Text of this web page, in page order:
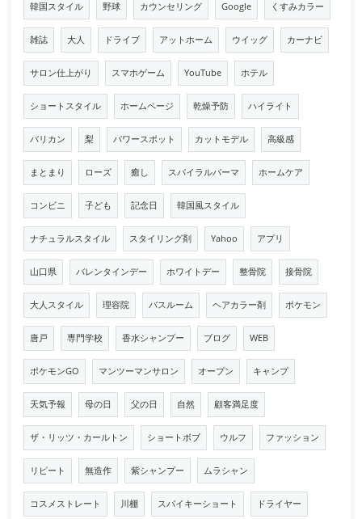
韓国スタイル 野球 カウンセリング Google くすみカラー
雑誌 大人 ドライブ アットホーム ウイッグ カーナビ
サロン仕上がり スマホゲーム YouTube ホテル
ショートスタイル ホームページ 乾燥予防 ハイライト
バリカン 梨 パワースポット カットモデル 高級感
まとまり ローズ 癒し スパイラルパーマ ホームケア
コンビニ 子ども 記念日 韓国風スタイル
ナチュラルスタイル スタイリング剤 Yahoo アプリ
山口県 バレンタインデー ホワイトデー 整骨院 接骨院
大人スタイル 理容院 バスルーム ヘアカラー剤 ポケモン
唐戸 専門学校 香水シャンプー ブログ WEB
ポケモンGO マンツーマンサロン オープン キャンプ
天気予報 母の日 父の日 自然 顧客満足度
ザ・リッツ・カールトン ショートボブ ウルフ ファッション
リピート 無造作 紫シャンプー ムラシャン
コスメストレート 川棚 スパイキーショート ドライヤー